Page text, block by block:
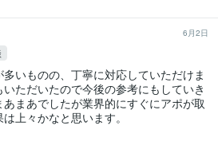
6月2日
いものの、丁寧に対応していただけま
ただいたので今後の参考にもしていき
まあでしたが業界的にすぐにアポが取
上々かなと思います。